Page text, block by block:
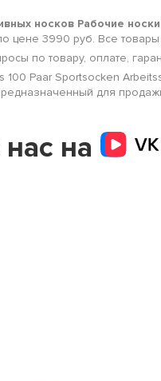
носков Рабочие
цене 3990 руб. Все
по товару, оплате,
100 Paar Sportsocken
для
на